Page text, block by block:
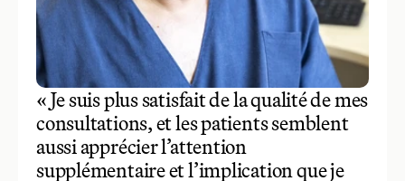
« Je suis plus satisfait de la qualité de mes
consultations, et les patients semblent
aussi apprécier l’attention
supplémentaire et l’implication que je